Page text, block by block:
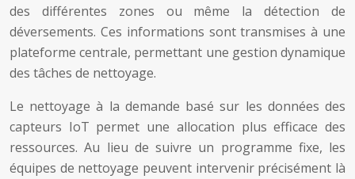
des différentes zones ou même la détection de
déversements. Ces informations sont transmises à une
plateforme centrale, permettant une gestion dynamique
des tâches de nettoyage.
Le nettoyage à la demande basé sur les données des
capteurs IoT permet une allocation plus efficace des
ressources. Au lieu de suivre un programme fixe, les
équipes de nettoyage peuvent intervenir précisément là